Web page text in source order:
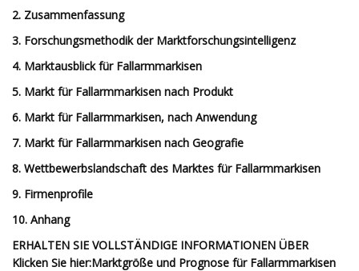
2. Zusammenfassung
3. Forschungsmethodik der Marktforschungsintelligenz
4. Marktausblick für Fallarmmarkisen
5. Markt für Fallarmmarkisen nach Produkt
6. Markt für Fallarmmarkisen, nach Anwendung
7. Markt für Fallarmmarkisen nach Geografie
8. Wettbewerbslandschaft des Marktes für Fallarmmarkisen
9. Firmenprofile
10. Anhang
ERHALTEN SIE VOLLSTÄNDIGE INFORMATIONEN ÜBER
Klicken Sie hier:Marktgröße und Prognose für Fallarmmarkisen